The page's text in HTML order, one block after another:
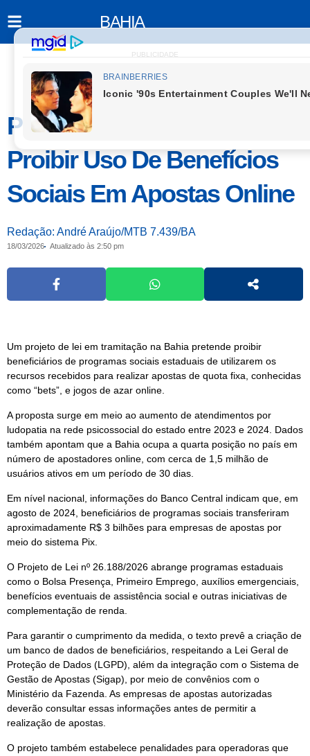
BAHIA
PUBLICIDADE
Projeto Na Bahia Propõe
Proibir Uso De Benefícios
Sociais Em Apostas Online
Redação: André Araújo/MTB 7.439/BA
18/03/2026 Atualizado às 2:50 pm
Um projeto de lei em tramitação na Bahia pretende proibir
beneficiários de programas sociais estaduais de utilizarem os
recursos recebidos para realizar apostas de quota fixa, conhecidas
como “bets”, e jogos de azar online.
A proposta surge em meio ao aumento de atendimentos por
ludopatia na rede psicossocial do estado entre 2023 e 2024. Dados
também apontam que a Bahia ocupa a quarta posição no país em
número de apostadores online, com cerca de 1,5 milhão de
usuários ativos em um período de 30 dias.
Em nível nacional, informações do Banco Central indicam que, em
agosto de 2024, beneficiários de programas sociais transferiram
aproximadamente R$ 3 bilhões para empresas de apostas por
meio do sistema Pix.
O Projeto de Lei nº 26.188/2026 abrange programas estaduais
como o Bolsa Presença, Primeiro Emprego, auxílios emergenciais,
benefícios eventuais de assistência social e outras iniciativas de
complementação de renda.
Para garantir o cumprimento da medida, o texto prevê a criação de
um banco de dados de beneficiários, respeitando a Lei Geral de
Proteção de Dados (LGPD), além da integração com o Sistema de
Gestão de Apostas (Sigap), por meio de convênios com o
Ministério da Fazenda. As empresas de apostas autorizadas
deverão consultar essas informações antes de permitir a
realização de apostas.
O projeto também estabelece penalidades para operadoras que